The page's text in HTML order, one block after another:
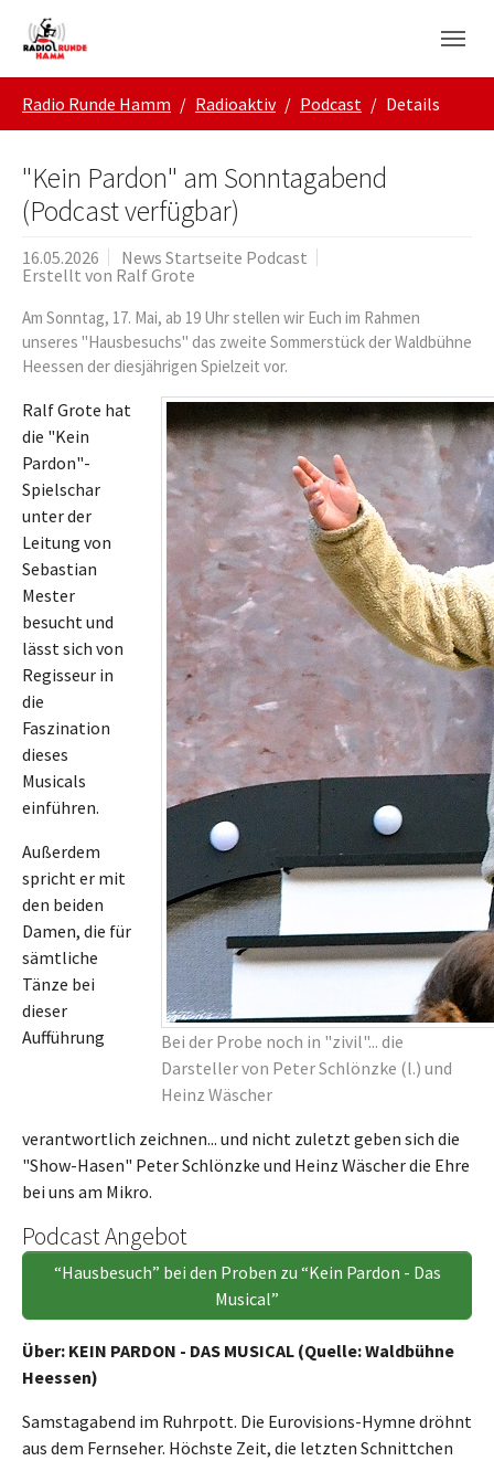
Skip to main navigation
Zum Hauptinhalt springen
Skip to page footer
Radio Runde Hamm Radioaktiv Podcast Details
"Kein Pardon" am Sonntagabend
(Podcast verfügbar)
16.05.2026
News Startseite Podcast
Erstellt von Ralf Grote
Am Sonntag, 17. Mai, ab 19 Uhr stellen wir Euch im Rahmen
unseres "Hausbesuchs" das zweite Sommerstück der Waldbühne
Heessen der diesjährigen Spielzeit vor.
Bei der Probe noch in "zivil"... die
Darsteller von Peter Schlönzke (l.) und
Heinz Wäscher
Ralf Grote hat
die "Kein
Pardon"-
Spielschar
unter der
Leitung von
Sebastian
Mester
besucht und
lässt sich von
Regisseur in
die
Faszination
dieses
Musicals
einführen.
Außerdem
spricht er mit
den beiden
Damen, die für
sämtliche
Tänze bei
dieser
Aufführung
verantwortlich zeichnen... und nicht zuletzt geben sich die
"Show-Hasen" Peter Schlönzke und Heinz Wäscher die Ehre
bei uns am Mikro.
Podcast Angebot
“Hausbesuch” bei den Proben zu “Kein Pardon - Das
Musical”
Über: KEIN PARDON - DAS MUSICAL (Quelle: Waldbühne
Heessen)
Samstagabend im Ruhrpott. Die Eurovisions-Hymne dröhnt
aus dem Fernseher. Höchste Zeit, die letzten Schnittchen